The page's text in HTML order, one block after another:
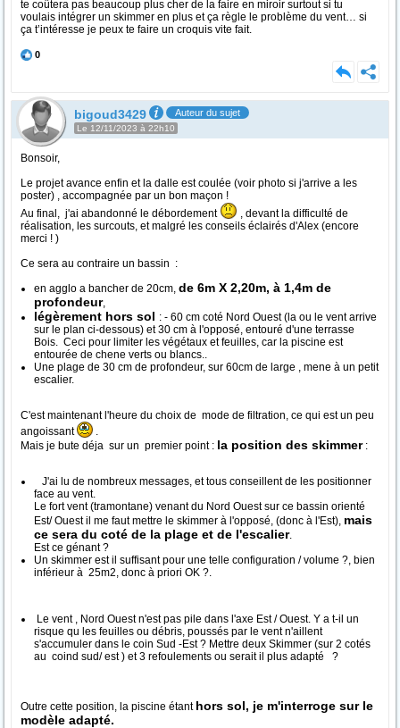
te coûtera pas beaucoup plus cher de la faire en miroir surtout si tu
voulais intégrer un skimmer en plus et ça règle le problème du vent… si
ça t’intéresse je peux te faire un croquis vite fait.
0
bigoud3429 Auteur du sujet
Le 12/11/2023 à 22h10
Bonsoir,
Le projet avance enfin et la dalle est coulée (voir photo si j'arrive a les
poster) , accompagnée par un bon maçon !
Au final, j'ai abandonné le débordement
, devant la difficulté de
réalisation, les surcouts, et malgré les conseils éclairés d'Alex (encore
merci ! )
Ce sera au contraire un bassin :
en agglo a bancher de 20cm, de 6m X 2,20m, à 1,4m de
profondeur,
légèrement hors sol : - 60 cm coté Nord Ouest (la ou le vent arrive
sur le plan ci-dessous) et 30 cm à l'opposé, entouré d'une terrasse
Bois. Ceci pour limiter les végétaux et feuilles, car la piscine est
entourée de chene verts ou blancs..
Une plage de 30 cm de profondeur, sur 60cm de large , mene à un petit
escalier.
C'est maintenant l'heure du choix de mode de filtration, ce qui est un peu
angoissant
.
Mais je bute déja sur un premier point : la position des skimmer:
J'ai lu de nombreux messages, et tous conseillent de les positionner
face au vent.
Le fort vent (tramontane) venant du Nord Ouest sur ce bassin orienté
Est/ Ouest il me faut mettre le skimmer à l'opposé, (donc à l'Est), mais
ce sera du coté de la plage et de l'escalier.
Est ce génant ?
Un skimmer est il suffisant pour une telle configuration / volume ?, bien
inférieur à 25m2, donc à priori OK ?.
Le vent , Nord Ouest n'est pas pile dans l'axe Est / Ouest. Y a t-il un
risque qu les feuilles ou débris, poussés par le vent n'aillent
s'accumuler dans le coin Sud -Est ? Mettre deux Skimmer (sur 2 cotés
au coind sud/ est ) et 3 refoulements ou serait il plus adapté ?
Outre cette position, la piscine étant hors sol, je m'interroge sur le
modèle adapté.